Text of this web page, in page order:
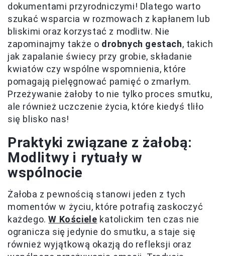
dokumentami przyrodniczymi! Dlatego warto
szukać wsparcia w rozmowach z kapłanem lub
bliskimi oraz korzystać z modlitw. Nie
zapominajmy także o drobnych gestach, takich
jak zapalanie świecy przy grobie, składanie
kwiatów czy wspólne wspomnienia, które
pomagają pielęgnować pamięć o zmarłym.
Przeżywanie żałoby to nie tylko proces smutku,
ale również uczczenie życia, które kiedyś tliło
się blisko nas!
Praktyki związane z żałobą:
Modlitwy i rytuały w
wspólnocie
Żałoba z pewnością stanowi jeden z tych
momentów w życiu, które potrafią zaskoczyć
każdego.W Kościele katolickim ten czas nie
ogranicza się jedynie do smutku, a staje się
również wyjątkową okazją do refleksji oraz